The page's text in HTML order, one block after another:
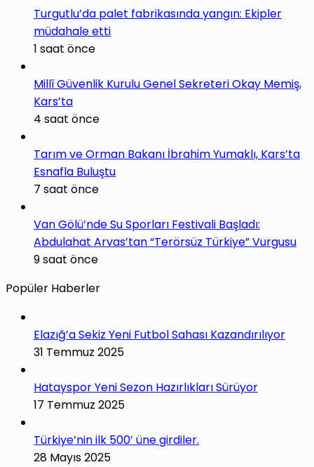
Turgutlu’da palet fabrikasında yangın: Ekipler
müdahale etti
1 saat önce
Millî Güvenlik Kurulu Genel Sekreteri Okay Memiş,
Kars’ta
4 saat önce
Tarım ve Orman Bakanı İbrahim Yumaklı, Kars’ta
Esnafla Buluştu
7 saat önce
Van Gölü’nde Su Sporları Festivali Başladı:
Abdulahat Arvas’tan “Terörsüz Türkiye” Vurgusu
9 saat önce
Popüler Haberler
Elazığ’a Sekiz Yeni Futbol Sahası Kazandırılıyor
31 Temmuz 2025
Hatayspor Yeni Sezon Hazırlıkları Sürüyor
17 Temmuz 2025
Türkiye’nin ilk 500′ üne girdiler.
28 Mayıs 2025